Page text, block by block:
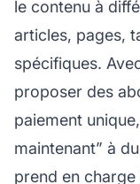
le contenu à
articles, pages,
spécifiques.
proposer des
paiement
maintenant” à
prend en charge